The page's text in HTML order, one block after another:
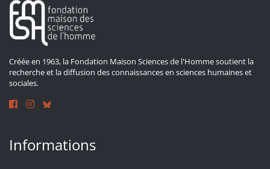
Créée en 1963, la Fondation Maison Sciences de l'Homme soutient la
recherche et la diffusion des connaissances en sciences humaines et
sociales.
Informations